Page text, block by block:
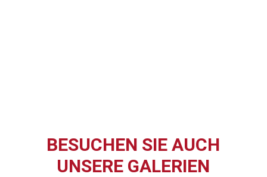
BESUCHEN SIE AUCH
UNSERE GALERIEN